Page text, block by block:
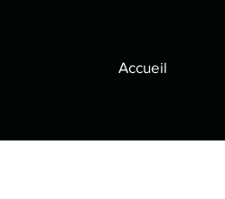
Accueil